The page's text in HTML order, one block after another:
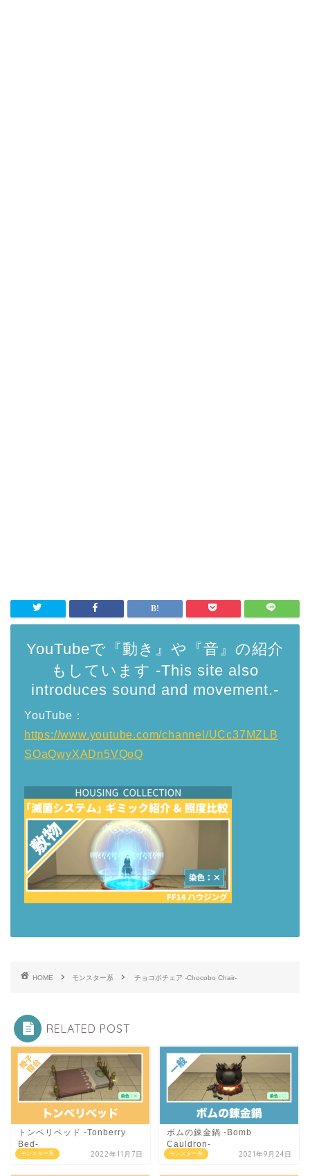
YouTubeで『動き』や『音』の紹介
もしています -This site also
introduces sound and movement.-
YouTube：
https://www.youtube.com/channel/UCc37MZLB
SOaQwyXADn5VQoQ
HOME モンスター系 チョコボチェア -Chocobo Chair-
RELATED POST
モンスター系
トンベリベッド -Tonberry
Bed-
2022年11月7日 モンスター系
ボムの錬金鍋 -Bomb
Cauldron-
2021年9月24日